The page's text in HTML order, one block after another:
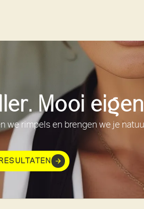
Mooi
we rimpels en brengen we je